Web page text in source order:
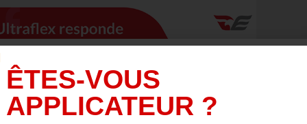
ÊTES-VOUS
APPLICATEUR ?